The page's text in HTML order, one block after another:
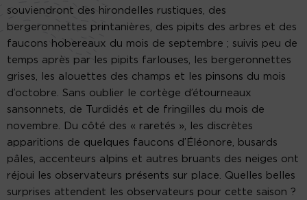
souviendront des hirondelles rustiques, des
bergeronnettes printanières, des pipits des arbres et des
faucons hobereaux du mois de septembre ; suivis peu de
temps après par les pipits farlouses, les bergeronnettes
grises, les alouettes des champs et les pinsons du mois
d’octobre. Sans oublier le cortège d’étourneaux
sansonnets, de Turdidés et de fringilles du mois de
novembre. Du côté des « raretés », les discrètes
apparitions de quelques faucons d’Éléonore, busards
pâles, accenteurs alpins et autres bruants des neiges ont
réjoui les observateurs présents sur place. Quelles belles
surprises attendent les observateurs pour cette saison ?